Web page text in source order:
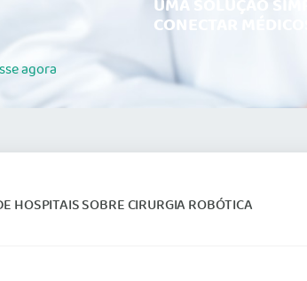
agora
UMA SOLUÇÃO
CONECTAR
HOSPITAIS SOBRE CIRURGIA ROBÓTICA